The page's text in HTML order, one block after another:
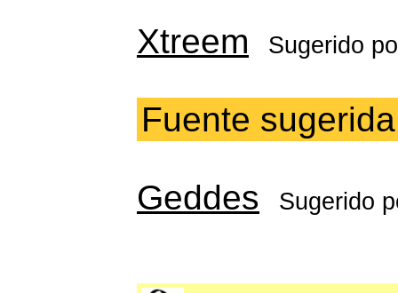
Xtreem Sugerido
Fuente sugerida
Geddes Sugerido